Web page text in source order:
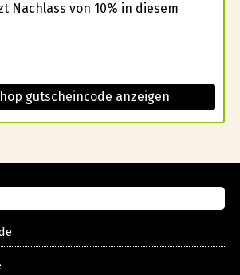
Nachlass von 10% in diesem
gutscheincode anzeigen